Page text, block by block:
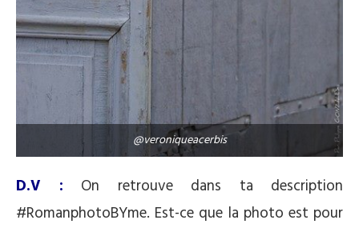
@veroniqueacerbis
D.V :
On retrouve dans ta description
#RomanphotoBYme. Est-ce que la photo est pour